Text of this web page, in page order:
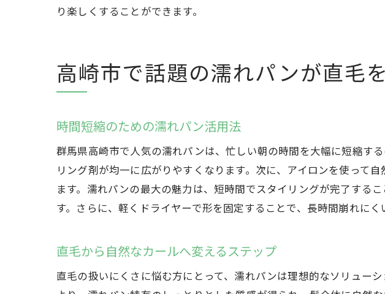
毎朝のセットが楽に
濡れパンで毎日を楽
り楽しくすることができます。
高崎市で話題の濡れパンが直毛
時間短縮のための濡れパン活用法
群馬県高崎市で人気の濡れパンは、忙しい朝の時間を大幅に短縮す
リング剤が均一に広がりやすくなります。次に、アイロンを使って
ます。濡れパンの最大の魅力は、短時間でスタイリングが完了する
す。さらに、軽くドライヤーで形を固定することで、長時間崩れに
直毛から自然なカールへ変えるステップ
直毛の扱いにくさに悩む方にとって、濡れパンは理想的なソリュー